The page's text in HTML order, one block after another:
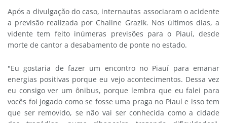
Após a divulgação do caso, internautas associaram o acidente
a previsão realizada por Chaline Grazik. Nos últimos dias, a
vidente tem feito inúmeras previsões para o Piauí, desde
morte de cantor a desabamento de ponte no estado.
"Eu gostaria de fazer um encontro no Piauí para emanar
energias positivas porque eu vejo acontecimentos. Dessa vez
eu consigo ver um ônibus, porque lembra que eu falei para
vocês foi jogado como se fosse uma praga no Piauí e isso tem
que ser removido, se não vai ser conhecida como a cidade